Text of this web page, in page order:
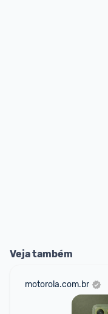
Veja também
motorola.com.br